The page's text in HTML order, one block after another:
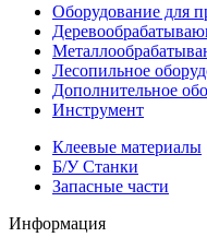
Оборудование для
Лесопильное
Дополнительное
Инструмент
Клеевые материалы
Б/У Станки
Запасные части
Информация